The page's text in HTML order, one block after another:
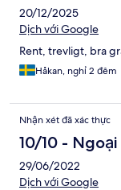
20/12/2025
Dịch với Google
Rent, trevligt, bra
Håkan, nghỉ 2 đêm
Nhận xét đã xác thực
10/10 - Ngoại
29/06/2022
Dịch với Google